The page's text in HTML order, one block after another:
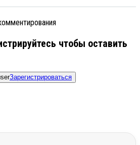
чтобы оставить
Зарегистрироваться